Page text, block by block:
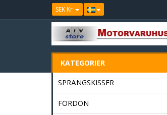
SEK Kr
KATEGORIER
SPRÄNGSKISSER
FORDON